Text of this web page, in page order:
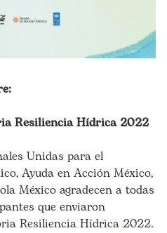
Resiliencia Hídrica 2022
Unidas para el
Ayuda en Acción México,
México agradecen a todas
que enviaron
Resiliencia Hídrica 2022.